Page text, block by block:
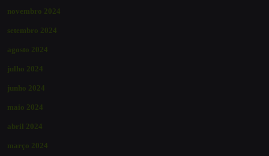
novembro 2024
setembro 2024
agosto 2024
julho 2024
junho 2024
maio 2024
abril 2024
março 2024